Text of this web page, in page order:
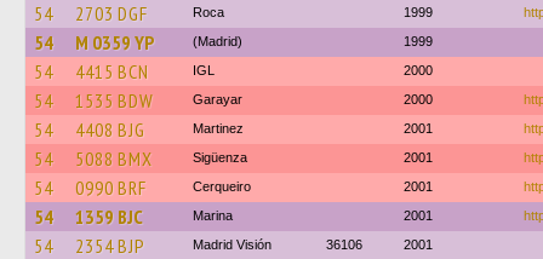
54 2703 DGF Roca 1999
54 M 0359 YP (Madrid) 1999
54 4415 BCN IGL 2000
54 1535 BDW Garayar 2000
54 4408 BJG Martinez 2001
54 5088 BMX Sigüenza 2001
54 0990 BRF Cerqueiro 2001
54 1359 BJC Marina 2001
54 2354 BJP Madrid Visión 36106 2001